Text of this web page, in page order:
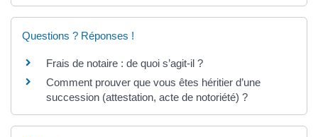
Questions ? Réponses !
Frais de notaire : de quoi s’agit-il ?
Comment prouver que vous êtes héritier d’une
succession (attestation, acte de notoriété) ?